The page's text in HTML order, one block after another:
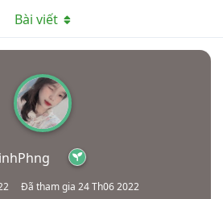
Đã tham gia 24 Th06 2022
Bài viết